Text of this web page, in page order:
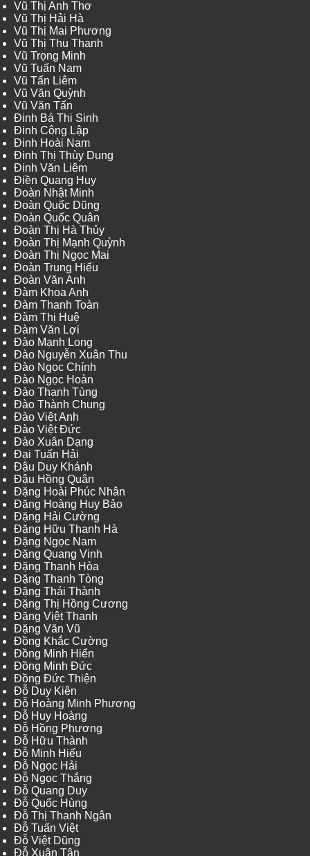
Vũ Thị Anh Thơ
Vũ Thị Hải Hà
Vũ Thị Mai Phương
Vũ Thị Thu Thanh
Vũ Trọng Minh
Vũ Tuấn Nam
Vũ Tấn Liêm
Vũ Văn Quỳnh
Vũ Văn Tấn
Đinh Bá Thi Sinh
Đinh Công Lập
Đinh Hoài Nam
Đinh Thị Thùy Dung
Đinh Văn Liêm
Điền Quang Huy
Đoàn Nhật Minh
Đoàn Quốc Dũng
Đoàn Quốc Quân
Đoàn Thị Hà Thủy
Đoàn Thị Mạnh Quỳnh
Đoàn Thị Ngọc Mai
Đoàn Trung Hiếu
Đoàn Văn Anh
Đàm Khoa Anh
Đàm Thanh Toàn
Đàm Thị Huệ
Đàm Văn Lợi
Đào Mạnh Long
Đào Nguyễn Xuân Thu
Đào Ngọc Chính
Đào Ngọc Hoàn
Đào Thanh Tùng
Đào Thành Chung
Đào Việt Anh
Đào Việt Đức
Đào Xuân Dạng
Đại Tuấn Hải
Đậu Duy Khánh
Đậu Hồng Quân
Đặng Hoài Phúc Nhân
Đặng Hoàng Huy Bảo
Đặng Hải Cường
Đặng Hữu Thanh Hà
Đặng Ngọc Nam
Đặng Quang Vinh
Đặng Thanh Hòa
Đặng Thanh Tòng
Đặng Thái Thành
Đặng Thị Hồng Cương
Đặng Việt Thanh
Đặng Văn Vũ
Đồng Khắc Cường
Đồng Minh Hiển
Đồng Minh Đức
Đồng Đức Thiện
Đỗ Duy Kiên
Đỗ Hoàng Minh Phương
Đỗ Huy Hoàng
Đỗ Hồng Phương
Đỗ Hữu Thành
Đỗ Minh Hiếu
Đỗ Ngọc Hải
Đỗ Ngọc Thắng
Đỗ Quang Duy
Đỗ Quốc Hùng
Đỗ Thị Thanh Ngân
Đỗ Tuấn Việt
Đỗ Việt Dũng
Đỗ Xuân Tân